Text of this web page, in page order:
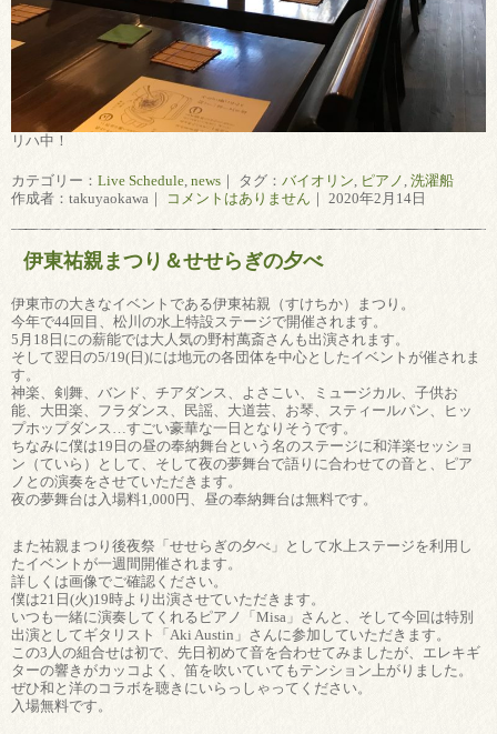
リハ中！
カテゴリー： Live Schedule news ｜ タグ： バイオリン ピアノ 洗濯船
作成者：takuyaokawa｜
コメントはありません ｜ 2020年2月14日
伊東祐親まつり＆せせらぎの夕べ
伊東市の大きなイベントである伊東祐親（すけちか）まつり。
今年で44回目、松川の水上特設ステージで開催されます。
5月18日にの薪能では大人気の野村萬斎さんも出演されます。
そして翌日の5/19(日)には地元の各団体を中心としたイベントが催されま
す。
神楽、剣舞、バンド、チアダンス、よさこい、ミュージカル、子供お
能、大田楽、フラダンス、民謡、大道芸、お琴、スティールパン、ヒッ
プホップダンス…すごい豪華な一日となりそうです。
ちなみに僕は19日の昼の奉納舞台という名のステージに和洋楽セッショ
ン（ていら）として、そして夜の夢舞台で語りに合わせての音と、ピア
ノとの演奏をさせていただきます。
夜の夢舞台は入場料1,000円、昼の奉納舞台は無料です。
また祐親まつり後夜祭「せせらぎの夕べ」として水上ステージを利用し
たイベントが一週間開催されます。
詳しくは画像でご確認ください。
僕は21日(火)19時より出演させていただきます。
いつも一緒に演奏してくれるピアノ「Misa」さんと、そして今回は特別
出演としてギタリスト「Aki Austin」さんに参加していただきます。
この3人の組合せは初で、先日初めて音を合わせてみましたが、エレキギ
ターの響きがカッコよく、笛を吹いていてもテンション上がりました。
ぜひ和と洋のコラボを聴きにいらっしゃってください。
入場無料です。